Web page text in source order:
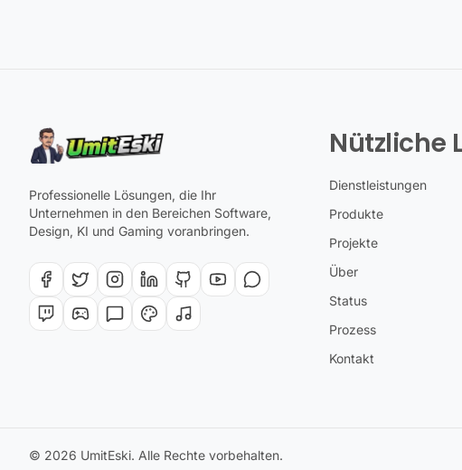
Professionelle Lösungen, die Ihr
Unternehmen in den Bereichen Software,
Design, KI und Gaming voranbringen.
Nützliche
Dienstleistungen
Produkte
Projekte
Über
Status
Prozess
Kontakt
© 2026 UmitEski. Alle Rechte vorbehalten.